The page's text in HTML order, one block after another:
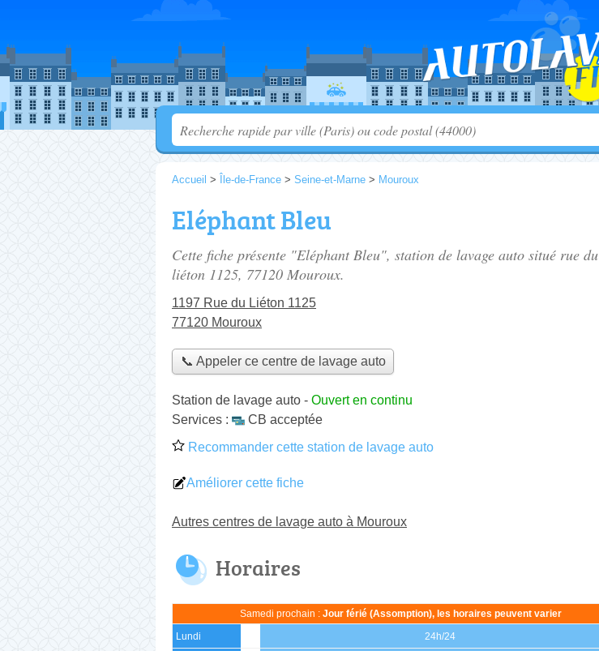
Accueil > Île-de-France > Seine-et-Marne > Mouroux
Eléphant Bleu
Cette fiche présente "Eléphant Bleu", station de lavage auto situé rue du
liéton 1125, 77120 Mouroux.
1197 Rue du Liéton 1125
77120 Mouroux
📞 Appeler ce centre de lavage auto
Station de lavage auto - Ouvert en continu
Services :
CB acceptée
Recommander cette station de lavage auto
Améliorer cette fiche
Autres centres de lavage auto à Mouroux
Horaires
Samedi prochain : Jour férié (Assomption), les horaires peuvent varier
Lundi 24h/24